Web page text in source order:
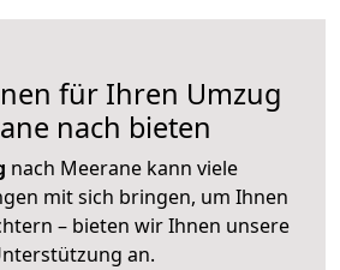
für Ihren Umzug
nach bieten
nach Meerane kann viele
mit sich bringen, um Ihnen
– bieten wir Ihnen unsere
an.